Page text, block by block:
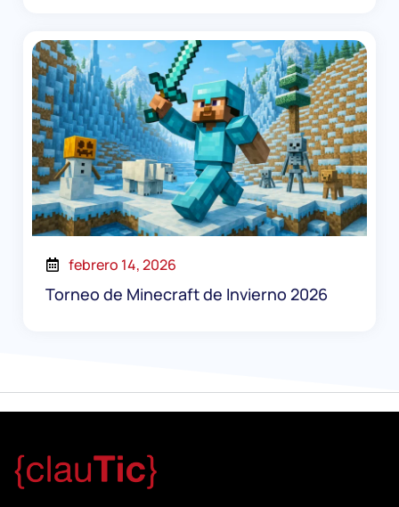
febrero 14, 2026
Torneo de Minecraft de Invierno 2026